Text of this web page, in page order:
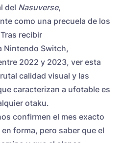
del Nasuverse,
como una precuela de los
recibir
Nintendo Switch,
2022 y 2023, ver esta
calidad visual y las
caracterizan a ufotable es
otaku.
confirmen el mes exacto
forma, pero saber que el